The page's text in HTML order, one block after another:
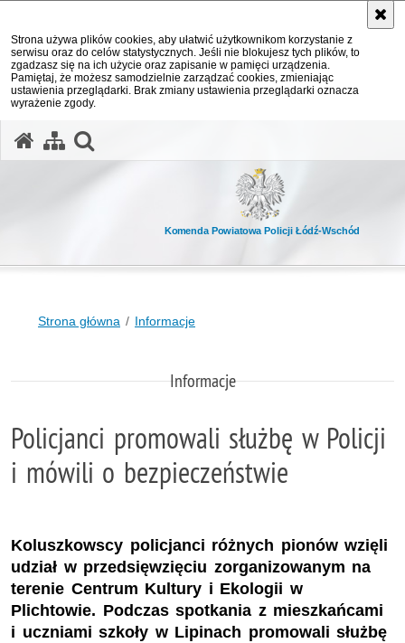
Strona używa plików cookies, aby ułatwić użytkownikom korzystanie z
serwisu oraz do celów statystycznych. Jeśli nie blokujesz tych plików, to
zgadzasz się na ich użycie oraz zapisanie w pamięci urządzenia.
Pamiętaj, że możesz samodzielnie zarządzać cookies, zmieniając
ustawienia przeglądarki. Brak zmiany ustawienia przeglądarki oznacza
wyrażenie zgody.
Komenda Powiatowa Policji Łódź-Wschód
Strona główna Informacje
Informacje
Policjanci promowali służbę w Policji
i mówili o bezpieczeństwie
Koluszkowscy policjanci różnych pionów wzięli
udział w przedsięwzięciu zorganizowanym na
terenie Centrum Kultury i Ekologii w
Plichtowie. Podczas spotkania z mieszkańcami
i uczniami szkoły w Lipinach promowali służbę